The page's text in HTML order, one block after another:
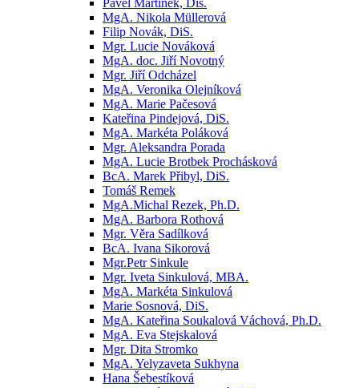
Pavel Martínek, Dis.
MgA. Nikola Müllerová
Filip Novák, DiS.
Mgr. Lucie Nováková
MgA. doc. Jiří Novotný
Mgr. Jiří Odcházel
MgA. Veronika Olejníková
MgA. Marie Pačesová
Kateřina Pindejová, DiS.
MgA. Markéta Poláková
Mgr. Aleksandra Porada
MgA. Lucie Brotbek Prochásková
BcA. Marek Přibyl, DiS.
Tomáš Remek
MgA.Michal Rezek, Ph.D.
MgA. Barbora Rothová
Mgr. Věra Sadílková
BcA. Ivana Sikorová
Mgr.Petr Sinkule
Mgr. Iveta Sinkulová, MBA.
MgA. Markéta Sinkulová
Marie Sosnová, DiS.
MgA. Kateřina Soukalová Váchová, Ph.D.
MgA. Eva Stejskalová
Mgr. Dita Stromko
MgA. Yelyzaveta Sukhyna
Hana Šebestíková